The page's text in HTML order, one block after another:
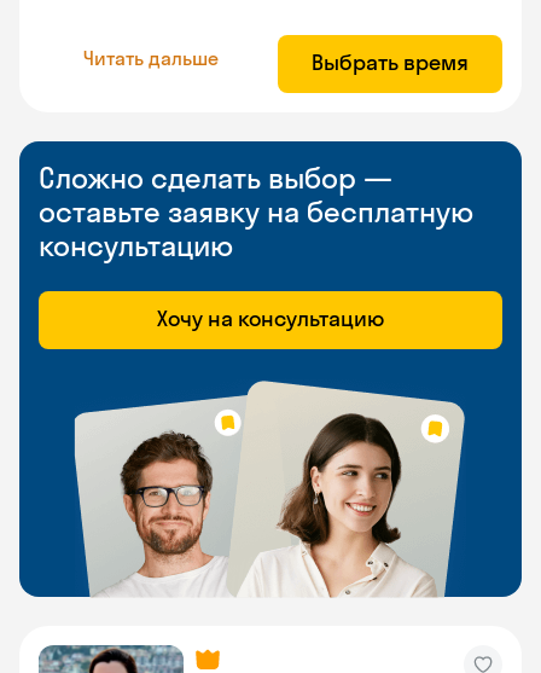
Читать дальше Выбрать время
Сложно сделать выбор —
оставьте заявку на бесплатную
консультацию
Хочу на консультацию